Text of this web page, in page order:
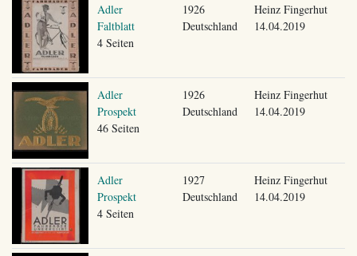
Adler
Faltblatt
4 Seiten
1926
Deutschland
Heinz Fingerhut
14.04.2019
Adler
Prospekt
46 Seiten
1926
Deutschland
Heinz Fingerhut
14.04.2019
Adler
Prospekt
4 Seiten
1927
Deutschland
Heinz Fingerhut
14.04.2019